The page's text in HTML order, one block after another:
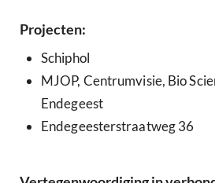
Projecten:
Schiphol
MJOP, Centrumvisie, Bio
Endegeest
Endegeesterstraatweg 36